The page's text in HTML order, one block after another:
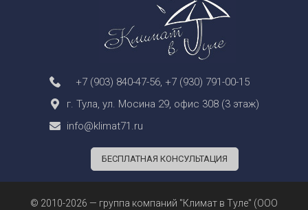
+7 (903) 840-47-56, +7 (930) 791-00-15
г. Тула, ул. Мосина 29, офис 308 (3 этаж)
info@klimat71.ru
БЕСПЛАТНАЯ КОНСУЛЬТАЦИЯ
© 2010-2026 — группа компаний "Климат в Туле" (ООО